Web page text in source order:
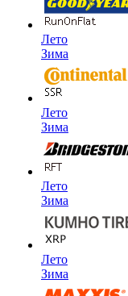
Лето
Зима
Лето
Зима
Лето
Зима
Лето
Зима